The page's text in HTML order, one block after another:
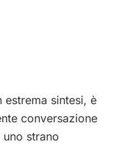
estrema sintesi, è
conversazione
strano